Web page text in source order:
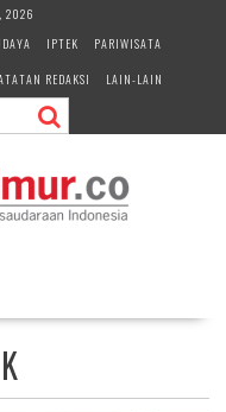
2026
IPTEK
PARIWISATA
REDAKSI LAIN-LAIN